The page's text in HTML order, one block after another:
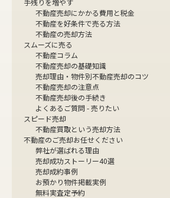
手残りを増やす
不動産売却にかかる費用と税金
不動産を好条件で売る方法
不動産の売却方法
スムーズに売る
不動産コラム
不動産売却の基礎知識
売却理由・物件別不動産売却のコツ
不動産売却の注意点
不動産売却後の手続き
よくあるご質問 - 売りたい
スピード売却
不動産買取という売却方法
不動産のご売却お任せください
弊社が選ばれる理由
売却成功ストーリー40選
売却成約事例
お預かり物件掲載実例
無料実査定予約